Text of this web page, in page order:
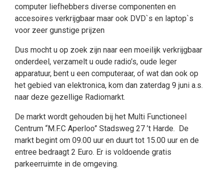
computer liefhebbers diverse componenten en
accesoires verkrijgbaar maar ook DVD`s en laptop`s
voor zeer gunstige prijzen
Dus mocht u op zoek zijn naar een moeilijk verkrijgbaar
onderdeel, verzamelt u oude radio’s, oude leger
apparatuur, bent u een computeraar, of wat dan ook op
het gebied van elektronica, kom dan zaterdag 9 juni a.s.
naar deze gezellige Radiomarkt.
De markt wordt gehouden bij het Multi Functioneel
Centrum “M.F.C Aperloo” Stadsweg 27 ’t Harde. De
markt begint om 09.00 uur en duurt tot 15.00 uur en de
entree bedraagt 2 Euro. Er is voldoende gratis
parkeerruimte in de omgeving.